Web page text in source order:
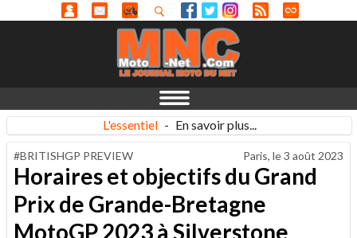
L'essentiel - En savoir plus...
#BRITISHGP PREVIEW Paris, le3 août 2023
Horaires et objectifs du Grand
Prix de Grande-Bretagne
MotoGP 2023 à Silverstone